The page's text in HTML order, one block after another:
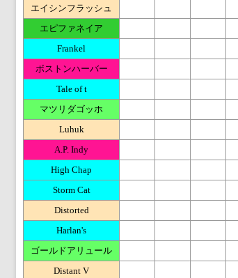
エイシンフラッシュ
エピファネイア
Frankel
ボストンハーバー
Tale of t
マツリダゴッホ
Luhuk
A.P. Indy
High Chap
Storm Cat
Distorted
Harlan's
ゴールドアリュール
Distant V